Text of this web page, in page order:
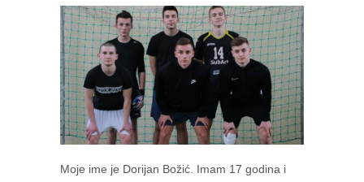
Moje ime je Dorijan Božić. Imam 17 godina i